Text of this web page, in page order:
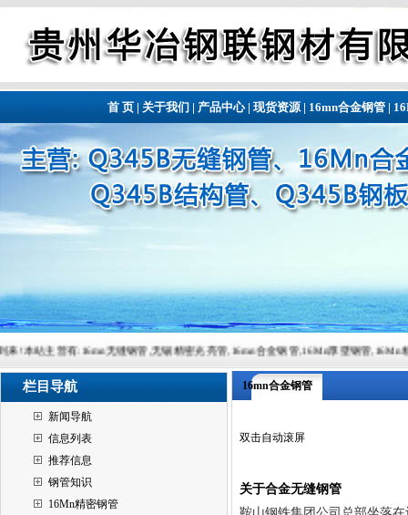
首 页| 关于我们 | 产品中心| 现货资源| 16mn合金钢管|
!本站主营有:16mn无缝钢管,无锡精密光亮管,16mn合金钢管,16Mn厚壁钢管,16Mn
栏目导航
新闻导航
信息列表
推荐信息
钢管知识
16Mn精密钢管
16mn合金钢管
双击自动滚屏
关于合金无缝钢管